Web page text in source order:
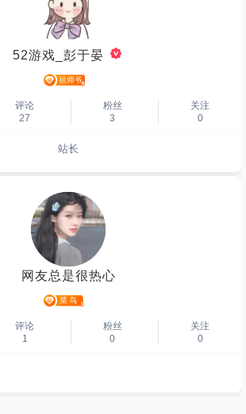
52游戏_彭于晏
评论
27
粉丝
3
关注
0
站长
个人主页
网友总是很热心
评论
1
粉丝
0
关注
0